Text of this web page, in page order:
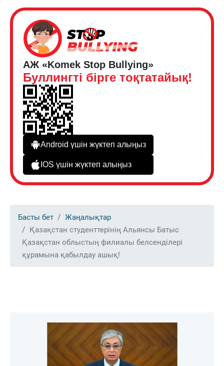
АЖ «Komek Stop Bullying»
Буллингті бірге тоқтатайық!
Android үшін жүктеп алыңыз
IOS үшін жүктеп алыңыз
Басты бет
Жаңалықтар
Қазақстан студенттерінің Альянсы Батыс
Қазақстан облыстың филиалы белсенділері
құрамына қабылдау ашық!